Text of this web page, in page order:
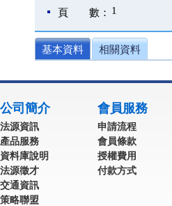
頁 數： 1
基本資料 相關資料
公司簡介
法源資訊
產品服務
資料庫說明
法源徵才
交通資訊
策略聯盟
會員服務
申請流程
會員條款
授權費用
付款方式